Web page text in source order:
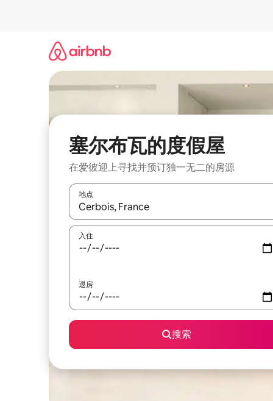
塞尔布瓦的度假屋
在爱彼迎上寻找并预订独一无二的房源
地点
如有搜索结果，请使用上下方向键查看，或通过点
入住
退房
搜索